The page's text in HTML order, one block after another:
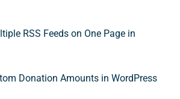
RSS Feeds on One Page in
Donation Amounts in WordPress